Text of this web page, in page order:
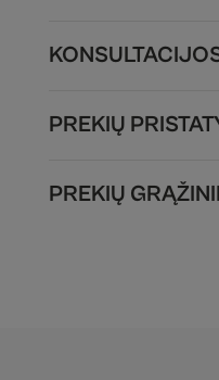
PREKIŲ
PREKIŲ